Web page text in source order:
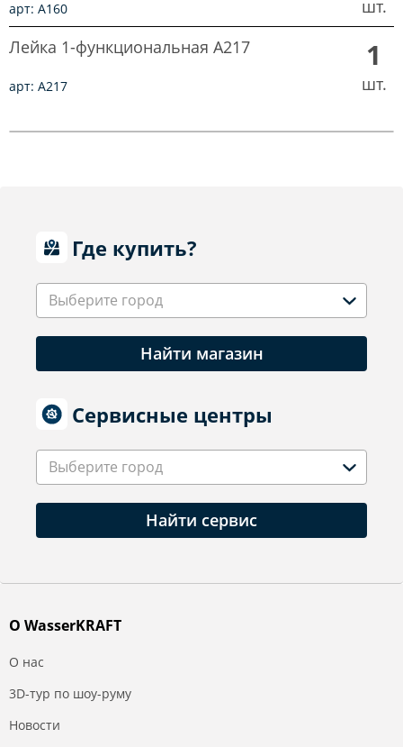
арт: A160
шт.
Лейка 1-функциональная A217
арт: A217
1
шт.
Где купить?
Выберите город
Найти магазин
Сервисные центры
Выберите город
Найти сервис
О WasserKRAFT
О нас
3D-тур по шоу-руму
Новости